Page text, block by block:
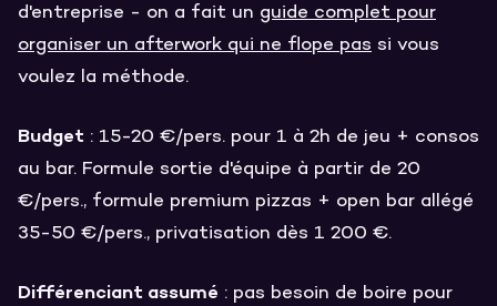
d'entreprise - on a fait un guide complet pour
organiser un afterwork qui ne flope pas si vous
voulez la méthode.
Budget : 15-20 €/pers. pour 1 à 2h de jeu + consos
au bar. Formule sortie d'équipe à partir de 20
€/pers., formule premium pizzas + open bar allégé
35-50 €/pers., privatisation dès 1 200 €.
Différenciant assumé : pas besoin de boire pour